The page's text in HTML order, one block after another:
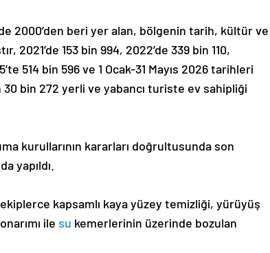
2000’den beri yer alan, bölgenin tarih, kültür ve
2021’de 153 bin 994, 2022’de 339 bin 110,
514 bin 596 ve 1 Ocak-31 Mayıs 2026 tarihleri
30 bin 272 yerli ve yabancı turiste ev sahipliği
kurullarının kararları doğrultusunda son
yapıldı.
ekiplerce kapsamlı kaya yüzey temizliği, yürüyüş
ile su kemerlerinin üzerinde bozulan